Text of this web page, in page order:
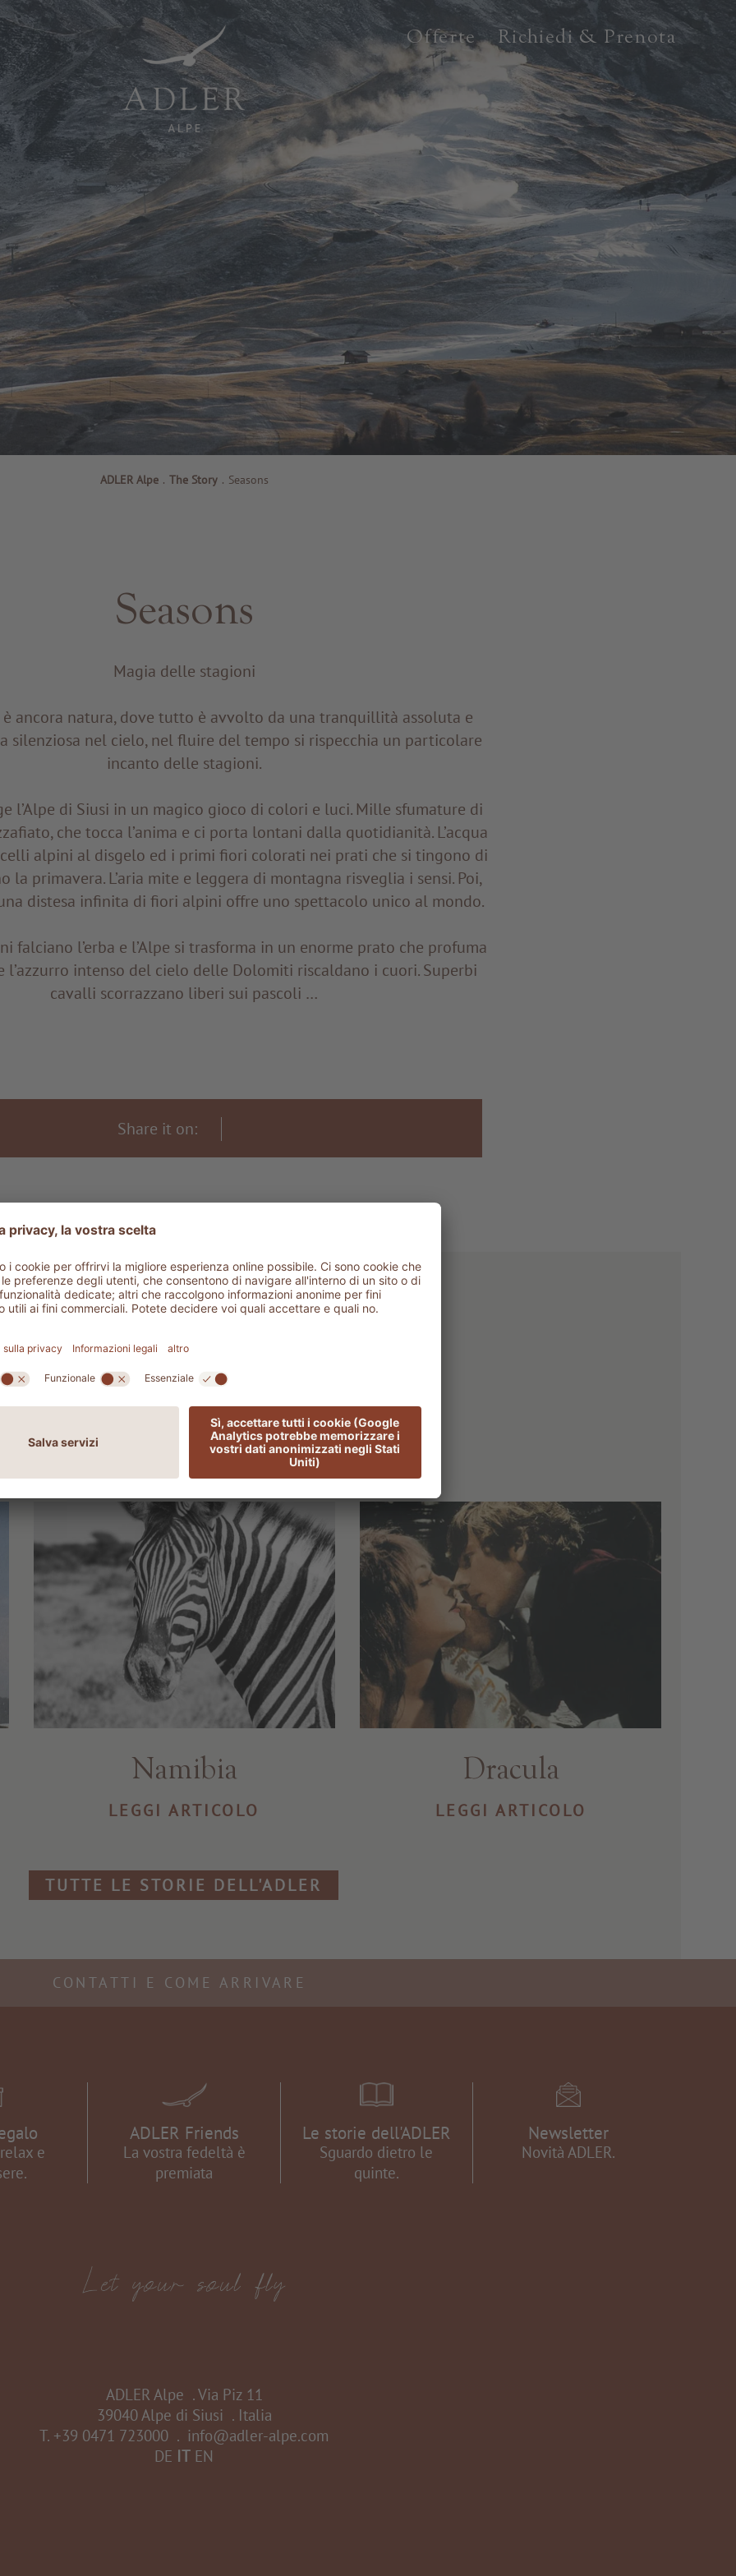
Offerte Richiedi & Prenota
ADLER Alpe . The Story . Seasons
Seasons
Magia delle stagioni
ancora natura, dove tutto è avvolto da una tranquillità assoluta e
silenziosa nel cielo, nel fluire del tempo si rispecchia un particolare
incanto delle stagioni.
l’Alpe di Siusi in un magico gioco di colori e luci. Mille sfumature di
che tocca l’anima e ci porta lontani dalla quotidianità. L’acqua
alpini al disgelo ed i primi fiori colorati nei prati che si tingono di
la primavera. L’aria mite e leggera di montagna risveglia i sensi. Poi,
distesa infinita di fiori alpini offre uno spettacolo unico al mondo.
falciano l’erba e l’Alpe si trasforma in un enorme prato che profuma
l’azzurro intenso del cielo delle Dolomiti riscaldano i cuori. Superbi
cavalli scorrazzano liberi sui pascoli …
Share it on:
THE LODGE SPIRIT - THE STORY
parole per sognare
LE ALTRE STORIE DELL'ADLER
Namibia
LEGGI ARTICOLO
Dracula
LEGGI ARTICOLO
TUTTE LE STORIE DELL'ADLER
CONTATTI E COME ARRIVARE
e
ADLER Friends
La vostra fedeltà è
premiata
Le storie dell'ADLER
Sguardo dietro le
quinte.
Newsletter
Novità ADLER.
ADLER Alpe .Via Piz 11
39040 Alpe di Siusi . Italia
T. +39 0471 723000 . info@adler-alpe.com
DE IT EN